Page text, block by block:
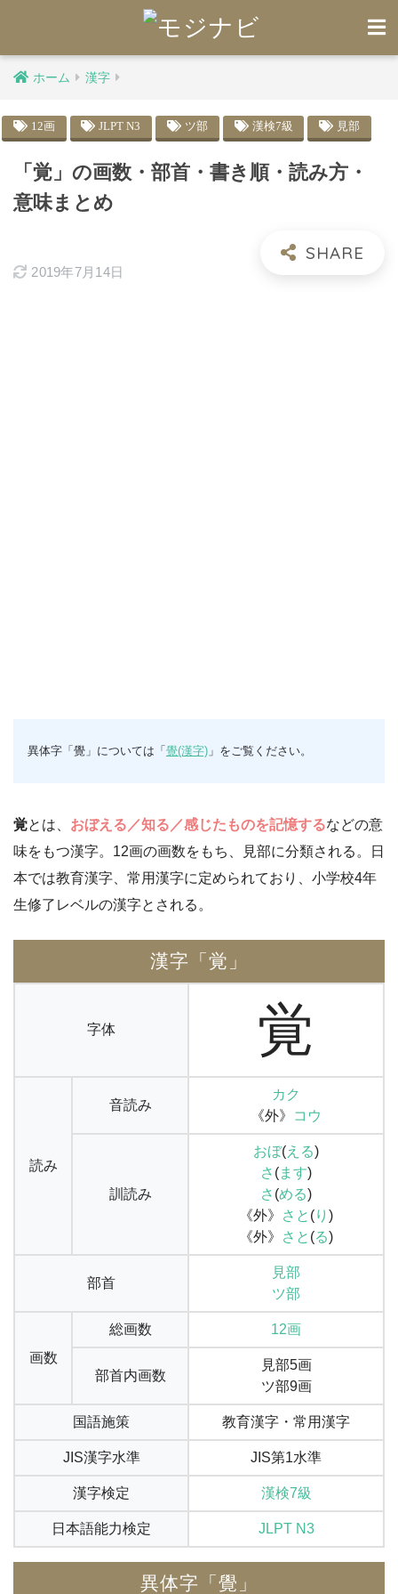
ホーム 漢字
12画 JLPT N3 ツ部 漢検7級 見部
「覚」の画数・部首・書き順・読み方・
意味まとめ
2019年7月14日
異体字「覺」については「 覺(漢字) 」をご覧ください。
覚とは、 おぼえる／知る／感じたものを記憶するなどの意
味をもつ漢字。12画の画数をもち、見部に分類される。日
本では教育漢字、常用漢字に定められており、小学校4年
生修了レベルの漢字とされる。
漢字「覚」
字体 覚
読み
音読み
カク
《外》
コウ
訓読み
おぼ(える)
さ (ます)
さ (める)
《外》
さと (り )
《外》
さと (る)
部首
見部
ツ部
画数
総画数 12画
部首内画数
見部5画
ツ部9画
国語施策 教育漢字・常用漢字
JIS漢字水準 JIS第1水準
漢字検定 漢検7級
日本語能力検定 JLPT N3
異体字「覺」